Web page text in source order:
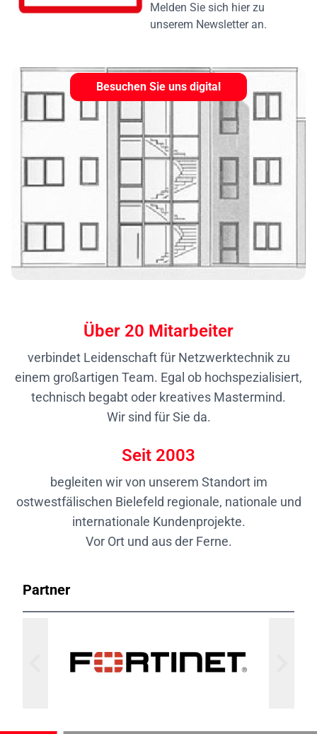
Melden Sie sich hier zu
unserem Newsletter an.
Besuchen Sie uns digital
Über 20 Mitarbeiter
verbindet Leidenschaft für Netzwerktechnik zu
einem großartigen Team. Egal ob hochspezialisiert,
technisch begabt oder kreatives Mastermind.
Wir sind für Sie da.
Seit 2003
begleiten wir von unserem Standort im
ostwestfälischen Bielefeld regionale, nationale und
internationale Kundenprojekte.
Vor Ort und aus der Ferne.
Partner